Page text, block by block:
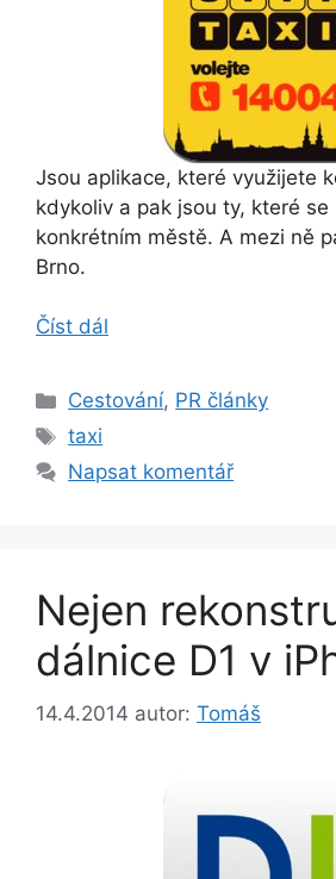
Jsou aplikace, které využijete
kdykoliv a pak jsou ty, které
konkrétním městě. A mezi ně
Brno.
Číst dál
Rubriky
Cestování, PR články
Štítky
taxi
Napsat komentář
Nejen
dálnice D1 v
14.4.2014 autor: Tomáš